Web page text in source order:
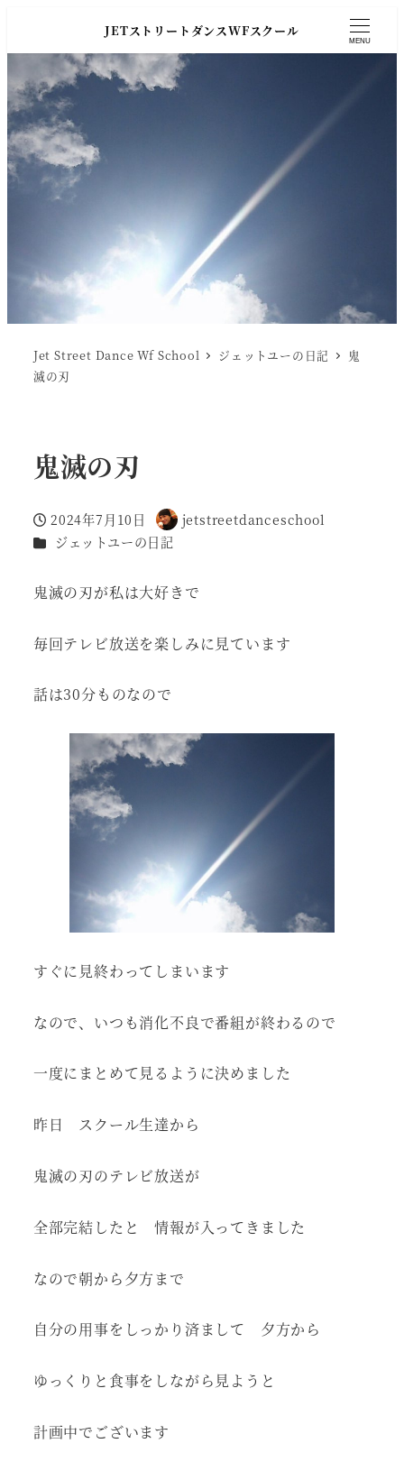
JETストリートダンスWFスクール
MENU
Jet Street Dance Wf School ジェットユーの日記
鬼
滅の刃
鬼滅の刃
投稿日
2024年7月10日
著
者
jetstreetdanceschool
カテゴリー
ジェットユーの日記
鬼滅の刃が私は大好きで
毎回テレビ放送を楽しみに見ています
話は30分ものなので
すぐに見終わってしまいます
なので、いつも消化不良で番組が終わるので
一度にまとめて見るように決めました
昨日 スクール生達から
鬼滅の刃のテレビ放送が
全部完結したと 情報が入ってきました
なので朝から夕方まで
自分の用事をしっかり済まして 夕方から
ゆっくりと食事をしながら見ようと
計画中でございます